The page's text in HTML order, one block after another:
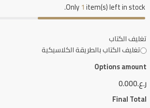
Only1item(s) left in stock.
تغليف الكتاب
تغليف الكتاب بالطريقة الكلاسيكية
Options amount
ر.ع.0.000
Final Total